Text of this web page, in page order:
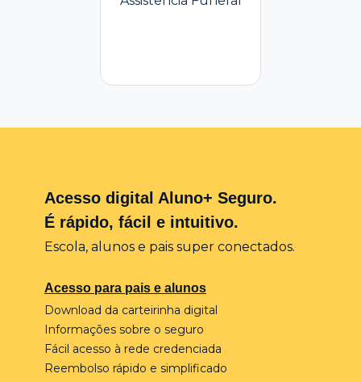
Acesso digital Aluno+ Seguro.
É rápido, fácil e intuitivo.
Escola, alunos e pais super conectados.
Acesso para pais e alunos
Download da carteirinha digital
Informações sobre o seguro
Fácil acesso à rede credenciada
Reembolso rápido e simplificado